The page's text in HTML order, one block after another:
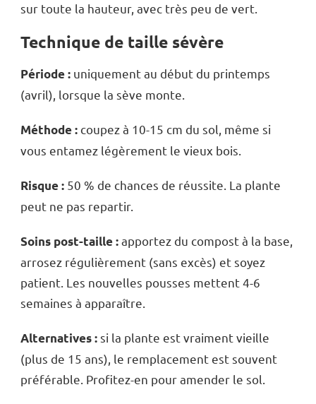
sur toute la hauteur, avec très peu de vert.
Technique de taille sévère
Période : uniquement au début du printemps
(avril), lorsque la sève monte.
Méthode :coupez à 10-15 cm du sol, même si
vous entamez légèrement le vieux bois.
Risque : 50 % de chances de réussite. La plante
peut ne pas repartir.
Soins post-taille :apportez du compost à la base,
arrosez régulièrement (sans excès) et soyez
patient. Les nouvelles pousses mettent 4-6
semaines à apparaître.
Alternatives : si la plante est vraiment vieille
(plus de 15 ans), le remplacement est souvent
préférable. Profitez-en pour amender le sol.